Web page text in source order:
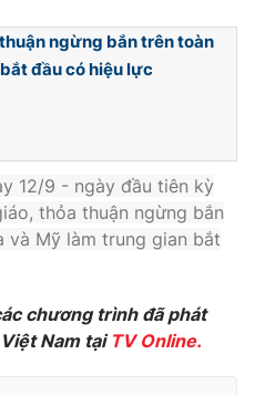
Infographic
video
ngừng bắn trên toàn
đầu có hiệu lực
12/9 - ngày đầu tiên kỳ
thỏa thuận ngừng bắn
và Mỹ làm trung gian bắt
chương trình đã phát
Nam tạiTV Online.